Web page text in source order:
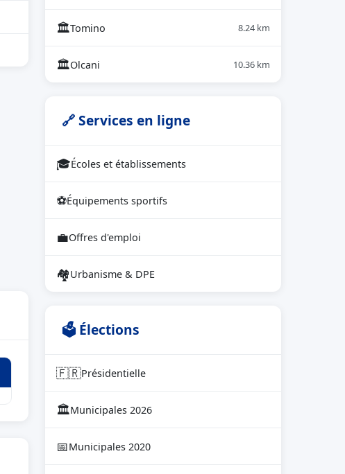
🏛Tomino 8.24 km
🏛Olcani 10.36 km
🔗 Services en ligne
🎓Écoles et établissements
⚽Équipements sportifs
💼Offres d'emploi
🏘Urbanisme & DPE
🗳 Élections
🇫🇷Présidentielle
🏛Municipales 2026
📅Municipales 2020